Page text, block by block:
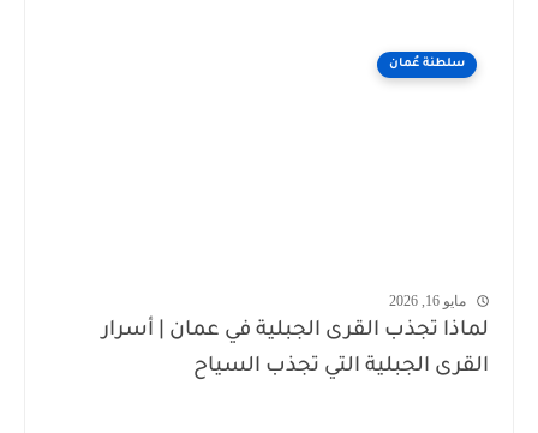
سلطنة عُمان
مايو 16, 2026
لماذا تجذب القرى الجبلية في عمان | أسرار
القرى الجبلية التي تجذب السياح